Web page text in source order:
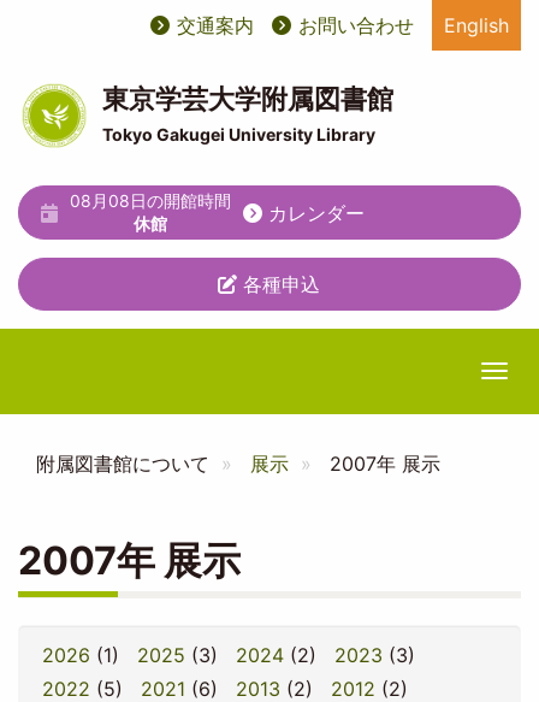
ツ
に
動
User
account
menu
ユ
ー
テ
ィ
リ
テ
ィ
メ
ュ
ー
交通案内 お問い合わせ English
東京学芸大学附属図書館
Tokyo Gakugei University Library
08月08日の開館時間
休館
カレンダー
各種申込
附属図書館について 展示 2007年 展示
2007年 展示
2026 (1) 2025 (3) 2024(2) 2023 (3)
2022 (5) 2021 (6) 2013 (2) 2012 (2)